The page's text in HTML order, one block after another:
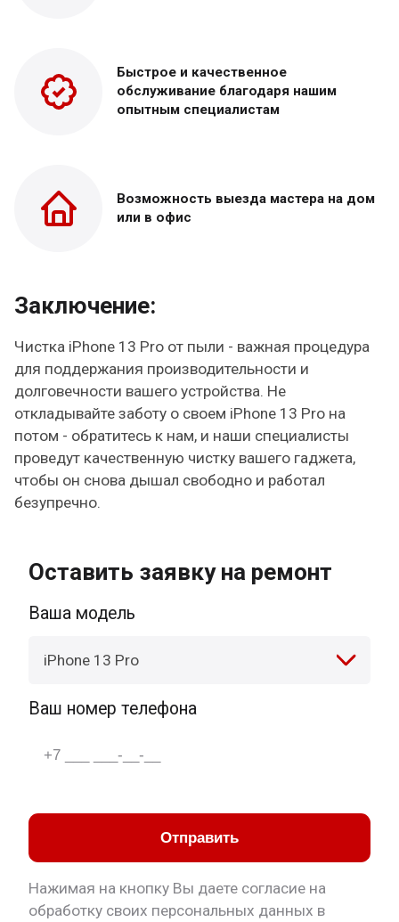
Быстрое и качественное
обслуживание благодаря нашим
опытным специалистам
Возможность выезда мастера на дом
или в офис
Заключение:
Чистка iPhone 13 Pro от пыли - важная процедура
для поддержания производительности и
долговечности вашего устройства. Не
откладывайте заботу о своем iPhone 13 Pro на
потом - обратитесь к нам, и наши специалисты
проведут качественную чистку вашего гаджета,
чтобы он снова дышал свободно и работал
безупречно.
Оставить заявку на ремонт
Ваша модель
iPhone 13 Pro
Ваш номер телефона
Отправить
Нажимая на кнопку Вы даете согласие на
обработку своих персональных данных в